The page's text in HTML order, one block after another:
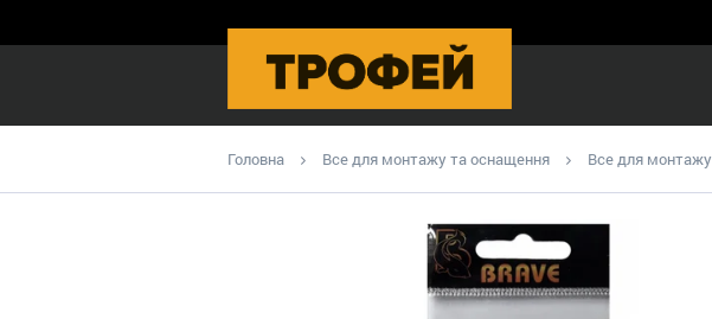
Головна Все для монтажу та оснащення Все для монтажу